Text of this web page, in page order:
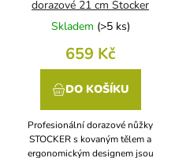
dorazové 21 cm Stocker
Skladem (>5 ks)
659 Kč
DO KOŠÍKU
Profesionální dorazové nůžky
STOCKER s kovaným tělem a
ergonomickým designem jsou